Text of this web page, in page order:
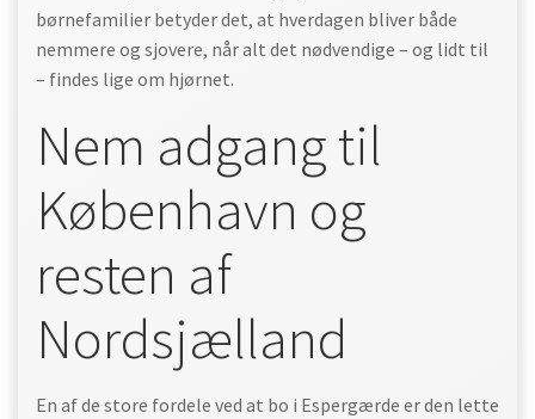
børnefamilier betyder det, at hverdagen bliver både
nemmere og sjovere, når alt det nødvendige – og lidt til
– findes lige om hjørnet.
Nem adgang til
København og
resten af
Nordsjælland
En af de store fordele ved at bo i Espergærde er den lette